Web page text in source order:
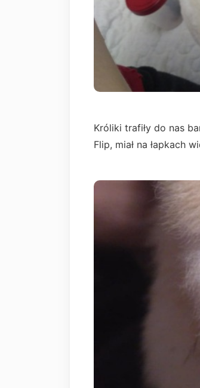
Króliki trafiły do nas
Flip, miał na łapkach